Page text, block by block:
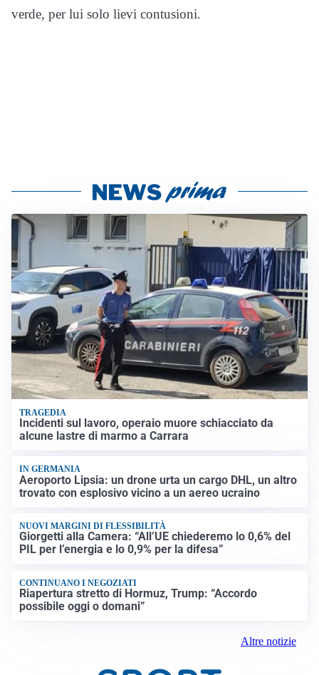
verde, per lui solo lievi contusioni.
TRAGEDIA
Incidenti sul lavoro, operaio muore schiacciato da
alcune lastre di marmo a Carrara
IN GERMANIA
Aeroporto Lipsia: un drone urta un cargo DHL, un altro
trovato con esplosivo vicino a un aereo ucraino
NUOVI MARGINI DI FLESSIBILITÀ
Giorgetti alla Camera: “All’UE chiederemo lo 0,6% del
PIL per l’energia e lo 0,9% per la difesa”
CONTINUANO I NEGOZIATI
Riapertura stretto di Hormuz, Trump: “Accordo
possibile oggi o domani”
Altre notizie